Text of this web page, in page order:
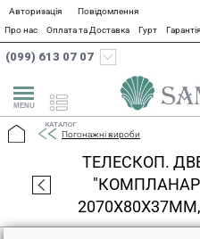
Авторизація
Повідомлення
Про нас
Оплата та Доставка Гурт Гарантія
(099) 613 07 07
КАТАЛОГ
Погонажні вироби
ТЕЛЕСКОП.
"КОМПЛАНАР